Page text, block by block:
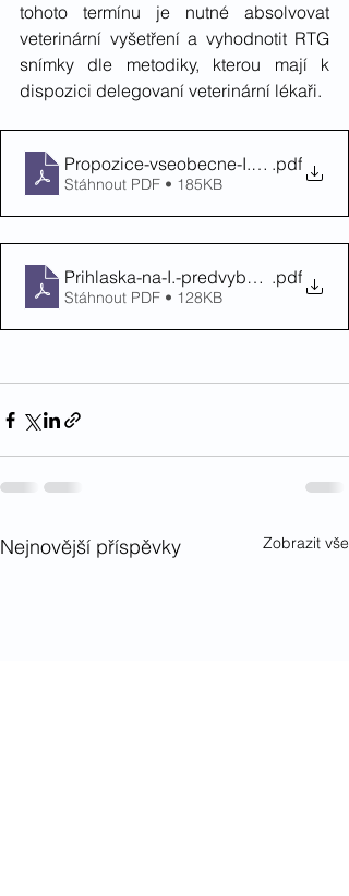
tohoto termínu je nutné absolvovat
veterinární vyšetření a vyhodnotit RTG
snímky dle metodiky, kterou mají k
dispozici delegovaní veterinární lékaři.
Propozice-vseobecne-I.-predvyber-
.pdf
Stáhnout PDF • 185KB
Prihlaska-na-I.-predvyber-2023
.pdf
Stáhnout PDF • 128KB
Nejnovější příspěvky Zobrazit vše